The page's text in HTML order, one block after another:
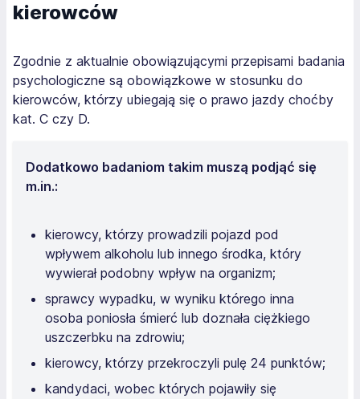
kierowców
Zgodnie z aktualnie obowiązującymi przepisami badania
psychologiczne są obowiązkowe w stosunku do
kierowców, którzy ubiegają się o prawo jazdy choćby
kat. C czy D.
Dodatkowo badaniom takim muszą podjąć się
m.in.:
kierowcy, którzy prowadzili pojazd pod
wpływem alkoholu lub innego środka, który
wywierał podobny wpływ na organizm;
sprawcy wypadku, w wyniku którego inna
osoba poniosła śmierć lub doznała ciężkiego
uszczerbku na zdrowiu;
kierowcy, którzy przekroczyli pulę 24 punktów;
kandydaci, wobec których pojawiły się